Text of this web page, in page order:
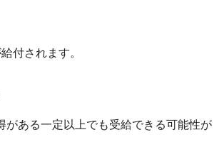
付されます。
がある一定以上でも受給できる可能性が